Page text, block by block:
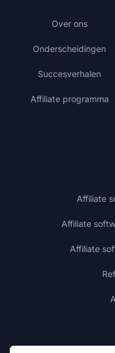
Over ons
Onderscheidingen
Succesverhalen
Affiliate programma
Affiliate
Affiliate
Affiliate